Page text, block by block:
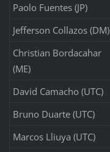
Paolo Fuentes (JP)
Jefferson Collazos (DM)
Christian Bordacahar
(ME)
David Camacho (UTC)
Bruno Duarte (UTC)
Marcos Lliuya (UTC)